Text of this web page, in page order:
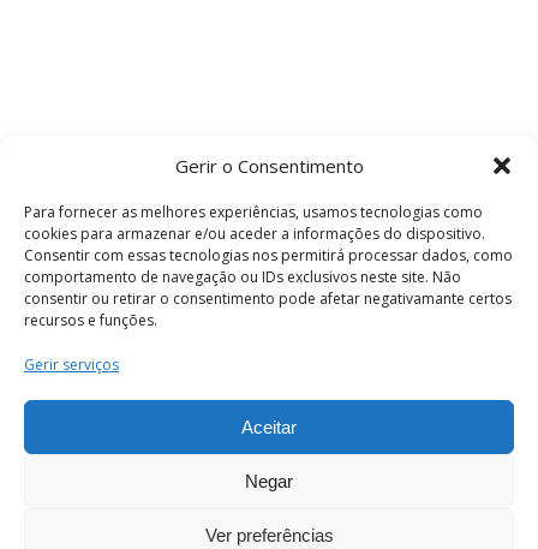
Gerir o Consentimento
Para fornecer as melhores experiências, usamos tecnologias como
cookies para armazenar e/ou aceder a informações do dispositivo.
Consentir com essas tecnologias nos permitirá processar dados, como
comportamento de navegação ou IDs exclusivos neste site. Não
consentir ou retirar o consentimento pode afetar negativamante certos
recursos e funções.
Gerir serviços
Aceitar
Negar
Ver preferências
Termos e Condições
os direitos reservados.